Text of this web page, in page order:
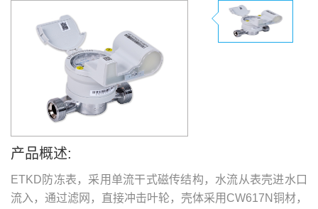
产品概述:
ETKD防冻表，采用单流干式磁传结构，水流从表壳进水口
流入，通过滤网，直接冲击叶轮，壳体采用CW617N铜材，